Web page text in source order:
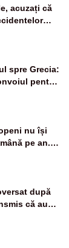
acuzați că
și Ilfov
spre Grecia:
pentru
din
nu își
pe an.
după
că au
demisia